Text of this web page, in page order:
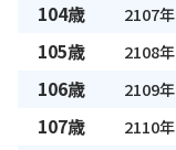
104歳 2107年
105歳 2108年
106歳 2109年
107歳 2110年